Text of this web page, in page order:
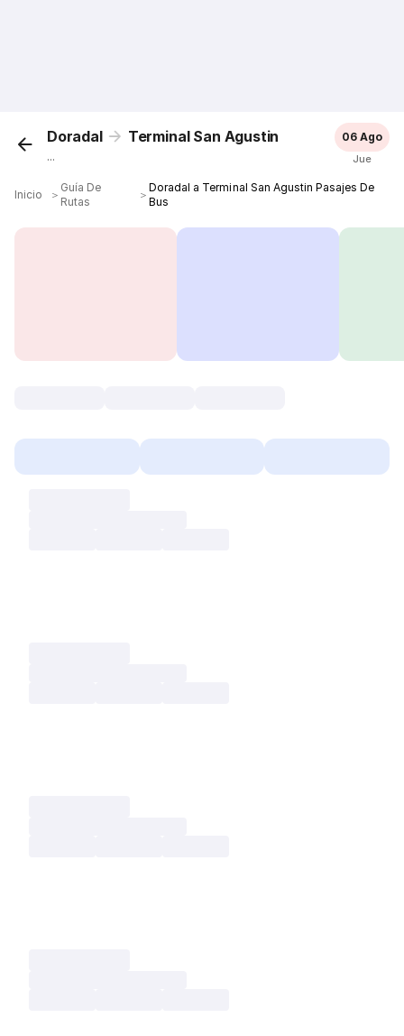
Doradal Terminal San Agustin
...
06 Ago
Jue
Inicio ＞
Guía De
Rutas
＞
Doradal a Terminal San Agustin Pasajes De
Bus